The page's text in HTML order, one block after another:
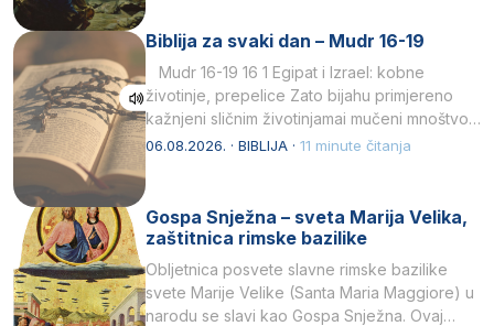
Biblija za svaki dan – Mudr 16-19
Mudr 16-19 16 1 Egipat i Izrael: kobne
životinje, prepelice Zato bijahu primjereno
kažnjeni sličnim životinjamai mučeni mnoštvom
kukaca.2 A narod…
06.08.2026. · BIBLIJA · 11 minute čitanja
Gospa Snježna – sveta Marija Velika,
zaštitnica rimske bazilike
Obljetnica posvete slavne rimske bazilike
svete Marije Velike (Santa Maria Maggiore) u
narodu se slavi kao Gospa Snježna. Ovaj